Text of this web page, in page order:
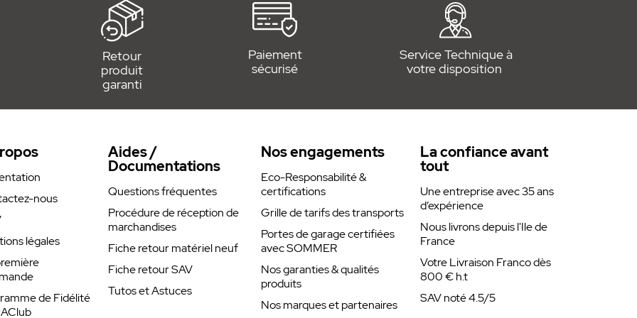
– 868,95 MHz Somloq2
sans clé ni télécommande.
radio en 868,95 MHz, sans
de code.
12 touches pour programmer
applique, idéale pour portail, porte de
esthétique et discrète sur tous
Retour
produit
garanti
Paiement
sécurisé
Service Technique à
votre disposition
nous
légales
de Fidélité
Aides /
Documentations
Questions fréquentes
Procédure de réception de
marchandises
Fiche retour matériel neuf
Fiche retour SAV
Tutos et Astuces
Nos engagements
Eco-Responsabilité &
certifications
Grille de tarifs des transports
Portes de garage certifiées
avec SOMMER
Nos garanties & qualités
produits
Nos marques et partenaires
La confiance avant
tout
Une entreprise avec 35 ans
d’expérience
Nous livrons depuis l'Ile de
France
Votre Livraison Franco dès
800 € h.t
SAV noté 4.5/5